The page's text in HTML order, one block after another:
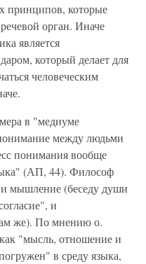
принципов, которые
орган. Иначе
является
который делает для
человеческим
в "медиуме
между людьми
понимания вообще
(АП, 44). Философ
мышление (беседу души
и
же). По мнению о.
"мысль, отношение и
в среду языка,